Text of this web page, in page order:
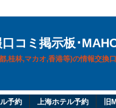
コミ掲示板･
,桂林,マカオ,香港等)の情報交換
予約 上海ホテル予約 旧